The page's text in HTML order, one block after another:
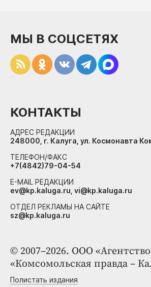
© 2007–2026. ООО «Агентство
«Комсомольская правда –
Полистать издания
МЫ В СОЦСЕТЯХ
КОНТАКТЫ
АДРЕС РЕДАКЦИИ
248000, г. Калуга, ул. Космонавта
ТЕЛЕФОН/ФАКС
+7(4842)79-04-54
E-MAIL РЕДАКЦИИ
ev@kp.kaluga.ru, vi@kp.kaluga.ru
ОТДЕЛ РЕКЛАМЫ НА САЙТЕ
sz@kp.kaluga.ru